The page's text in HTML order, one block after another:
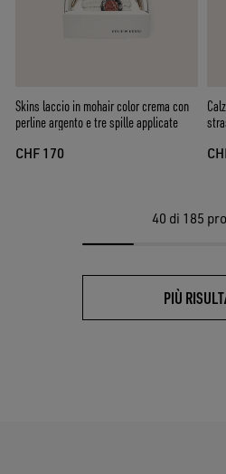
Skins laccio in mohair color crema con
perline argento e tre spille applicate
CHF 170
40 di 185
PIÙ